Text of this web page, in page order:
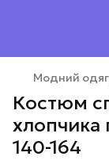
Модний
Костюм
хлопчика
140-164